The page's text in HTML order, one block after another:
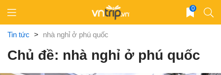
content
0
Tin tức > nhà nghỉ ở phú quốc
Chủ đề: nhà nghỉ ở phú quốc